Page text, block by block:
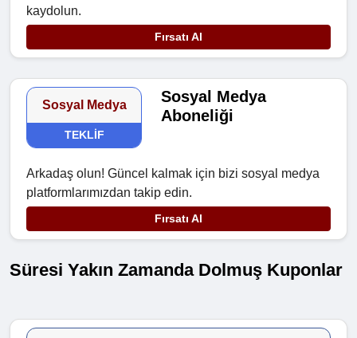
kaydolun.
Fırsatı Al
Sosyal Medya
TEKLIF
Sosyal Medya
Aboneliği
Arkadaş olun! Güncel kalmak için bizi sosyal medya
platformlarımızdan takip edin.
Fırsatı Al
Süresi Yakın Zamanda Dolmuş Kuponlar